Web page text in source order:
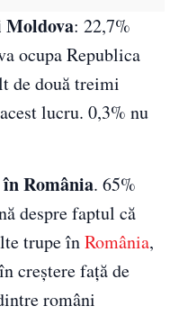
: 22,7%
ocupa Republica
de două treimi
lucru. 0,3% nu
România. 65%
despre faptul că
trupe înRomânia,
creștere față de
români